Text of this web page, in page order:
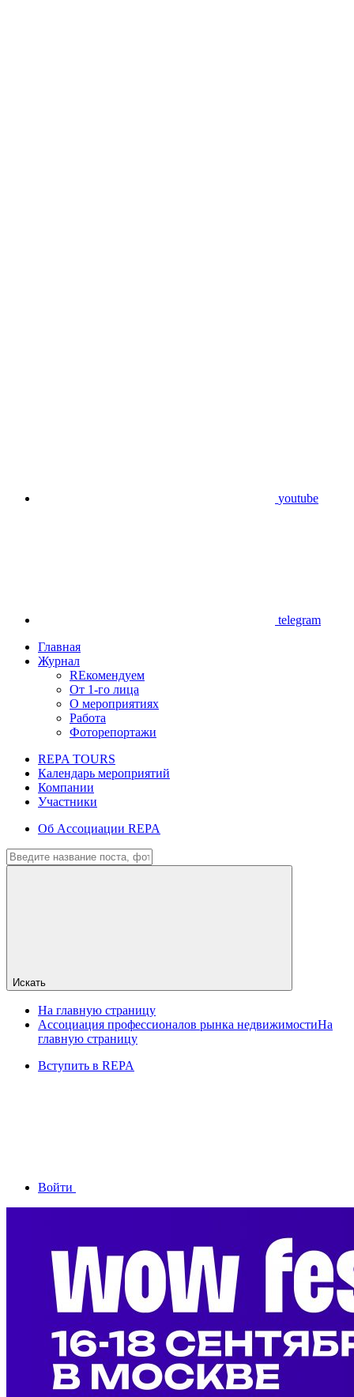
youtube
telegram
Главная
Журнал
REкомендуем
От 1-го лица
О мероприятиях
Работа
Фоторепортажи
REPA TOURS
Календарь мероприятий
Компании
Участники
Об Ассоциации REPA
Искать
На главную страницу
Ассоциация профессионалов рынка недвижимостиНа
главную страницу
Вступить в REPA
Войти